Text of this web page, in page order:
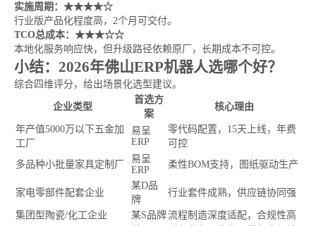
实施周期：★★★★☆
行业版产品化程度高，2个月可交付。
TCO总成本：★★★☆☆
本地化服务响应快，但升级路径依赖原厂，长期成本不可控。
小结：2026年佛山ERP机器人选哪个好？
综合四维评分，给出场景化选型建议。
企业类型
首选方
案
核心理由
年产值5000万以下五金加
工厂
易呈
ERP
零代码配置，15天上线，年费
可控
多品种小批量家具定制厂
易呈
ERP
柔性BOM支持，图纸驱动生产
家电零部件配套企业
某D品
牌
行业套件成熟，供应链协同强
集团型陶瓷/化工企业 某S品牌流程制造深度适配，合规性高